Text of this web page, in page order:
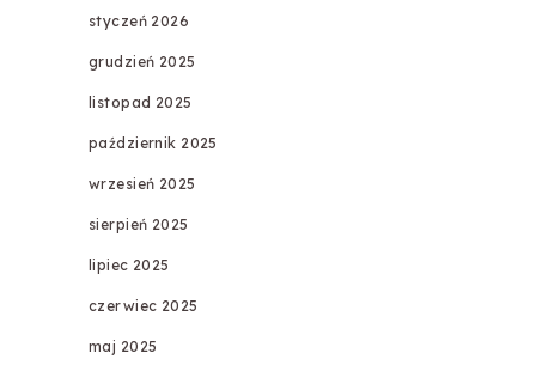
styczeń 2026
grudzień 2025
listopad 2025
październik 2025
wrzesień 2025
sierpień 2025
lipiec 2025
czerwiec 2025
maj 2025